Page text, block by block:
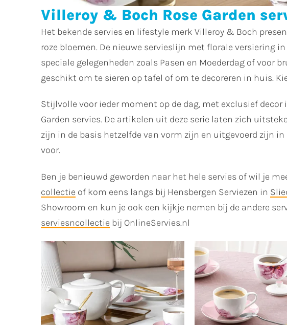
Villeroy & Boch Rose Garden
Het bekende servies en lifestyle merk Villeroy & Boch
roze bloemen. De nieuwe servieslijn met florale versiering
speciale gelegenheden zoals Pasen en Moederdag of voor
geschikt om te sieren op tafel of om te decoreren in huis.
Stijlvolle voor ieder moment op de dag, met exclusief
Garden servies. De artikelen uit deze serie laten zich
zijn in de basis hetzelfde van vorm zijn en uitgevoerd zijn
voor.
Ben je benieuwd geworden naar het hele servies of wil je
collectie of kom eens langs bij Hensbergen Serviezen in
Showroom en kun je ook een kijkje nemen bij de andere
serviesncollectie bij OnlineServies.nl